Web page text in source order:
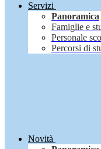
Servizi
Panoramica
Famiglie e
Personale
Percorsi di
Novità